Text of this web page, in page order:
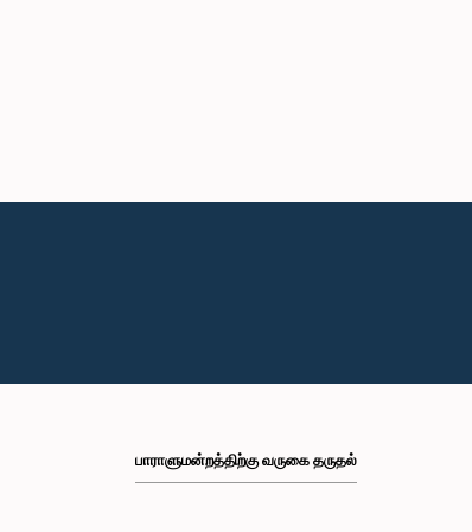
பாராளுமன்றத்திற்கு வருகை தருதல்